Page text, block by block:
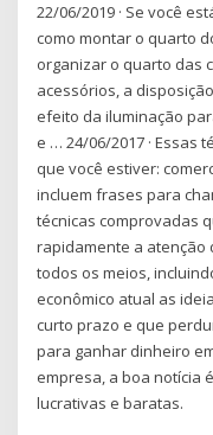
22/06/2019 · Se você
como montar o quarto
organizar o quarto das
acessórios, a
efeito da iluminação
e … 24/06/2017 · Essas
que você estiver:
incluem frases para
técnicas comprovadas
rapidamente a atenção
todos os meios,
econômico atual as
curto prazo e que
para ganhar dinheiro
empresa, a boa notícia
lucrativas e baratas.